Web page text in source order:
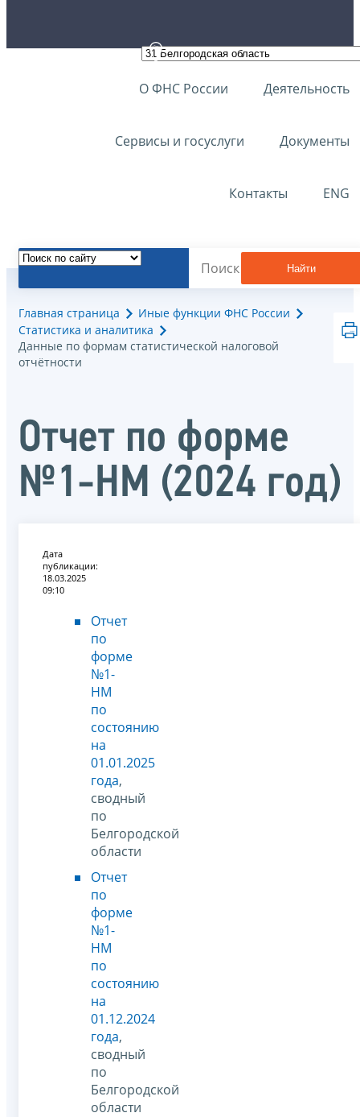
О ФНС России Деятельность
Сервисы и госуслуги Документы
Контакты ENG
Найти
Главная страница
Иные функции ФНС России
Статистика и аналитика
Данные по формам статистической налоговой
отчётности
Отчет по форме
№1-НМ (2024 год)
Дата
публикации:
18.03.2025
09:10
Отчет
по
форме
№1-
НМ
по
состоянию
на
01.01.2025
года,
сводный
по
Белгородской
области
Отчет
по
форме
№1-
НМ
по
состоянию
на
01.12.2024
года,
сводный
по
Белгородской
области